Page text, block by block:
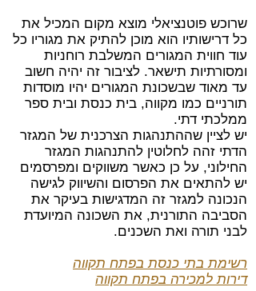
שרוכש פוטנציאלי מוצא מקום המכיל את
כל דרישותיו הוא מוכן להתיק את מגוריו כל
עוד חווית המגורים המשלבת רוחניות
ומסורתיות תישאר. לציבור זה יהיה חשוב
עד מאוד שבשכונת המגורים יהיו מוסדות
תורניים כמו מקווה, בית כנסת ובית ספר
ממלכתי דתי.
יש לציין שההתנהגות הצרכנית של המגזר
הדתי זהה לחלוטין להתנהגות המגזר
החילוני, על כן כאשר משווקים ומפרסמים
יש להתאים את הפרסום והשיווק לגישה
הנכונה למגזר זה המדגישות בעיקר את
הסביבה התורנית, את השכונה המיועדת
לבני תורה ואת השכנים.
רשימת בתי כנסת בפתח תקווה
דירות למכירה בפתח תקווה